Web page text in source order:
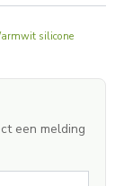
silicone
een melding